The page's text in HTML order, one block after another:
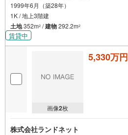
1999年6月（築28年）
1K / 地上3階建
土地352m2 /建物292.2m2
賃貸中
画像2枚
5,330万円
株式会社ランドネット